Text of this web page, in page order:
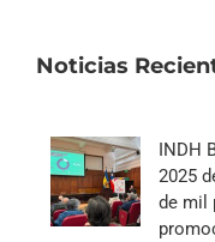
Noticias
INDH
2025
de mil